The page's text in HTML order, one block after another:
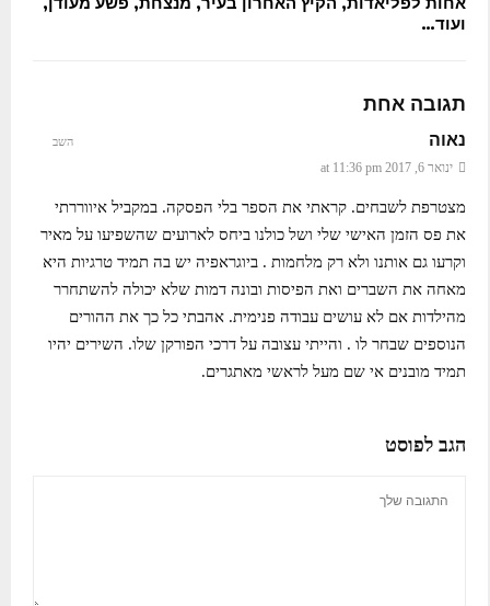
ועוד…
תגובה אחת
נאוה
ינואר 6, 2017 at 11:36 pm
מצטרפת לשבחים. קראתי את הספר בלי הפסקה. במקביל איווררתי
את פס הזמן האישי שלי ושל כולנו ביחס לארועים שהשפיעו על מאיר
וקרעו גם אותנו ולא רק מלחמות . ביוגראפיה יש בה תמיד טרגיות היא
מאחה את השברים ואת הפיסות ובונה דמות שלא יכולה להשתחרר
מהילדות אם לא עושים עבודה פנימית. אהבתי כל כך את ההורים
הנוספים שבחר לו . והייתי עצובה על דרכי הפורקן שלו. השירים יהיו
תמיד מובנים אי שם מעל לראשי מאתגרים.
השב
הגב לפוסט